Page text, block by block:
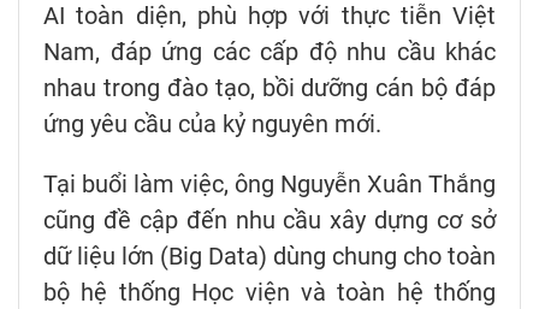
AI toàn diện, phù hợp với thực tiễn Việt
Nam, đáp ứng các cấp độ nhu cầu khác
nhau trong đào tạo, bồi dưỡng cán bộ đáp
ứng yêu cầu của kỷ nguyên mới.
Tại buổi làm việc, ông Nguyễn Xuân Thắng
cũng đề cập đến nhu cầu xây dựng cơ sở
dữ liệu lớn (Big Data) dùng chung cho toàn
bộ hệ thống Học viện và toàn hệ thống